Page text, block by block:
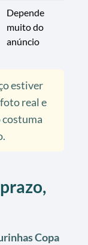
Depende
muito do
anúncio
estiver
real e
costuma
Copa